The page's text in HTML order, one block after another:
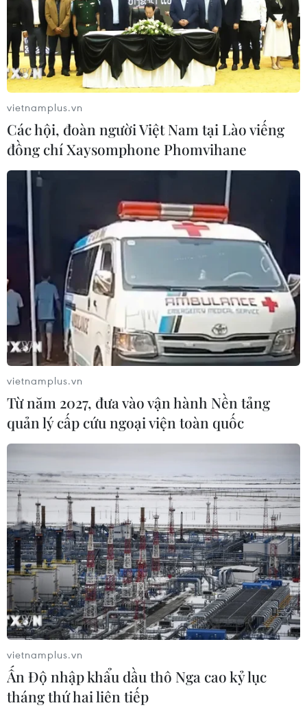
20/09/2021 07:05
Khu Dự trữ Sinh quyển Núi Chúa với vùng lõi là Vườn
Quốc gia Núi Chúa, tổng diện tích 106.646,45ha, là
mẫu chuẩn duy nhất về hệ sinh thái rừng khô hạn đặc
trưng và độc đáo của Việt Nam và Đông Nam Á.
Rừng ngập mặn Cần Giờ - Điểm đến sinh
thái đầy hấp dẫn
23/09/2021 07:04
Cách trung tâm TP.HCM 50km là một thảm xanh ngút
ngàn, địa điểm mà ai cũng nên một lần đặt chân đến.
của Việt Nam được UNESCO công nhận năm 2000.
vietnamplus.vn
Các hội, đoàn người Việt Nam tại Lào viếng
đồng chí Xaysomphone Phomvihane
vietnamplus.vn
Từ năm 2027, đưa vào vận hành Nền tảng
quản lý cấp cứu ngoại viện toàn quốc
vietnamplus.vn
Ấn Độ nhập khẩu dầu thô Nga cao kỷ lục
tháng thứ hai liên tiếp